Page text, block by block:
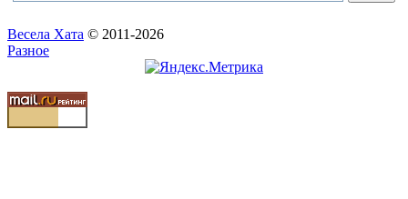
Весела Хата © 2011-2026
Разное